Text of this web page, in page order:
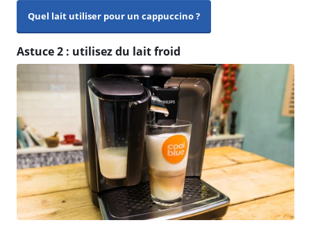
Quel lait utiliser pour un cappuccino ?
Astuce 2 : utilisez du lait froid